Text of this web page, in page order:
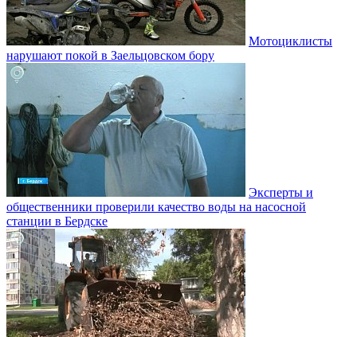
Мотоциклисты
нарушают покой в Заельцовском бору
Эксперты и
общественники проверили качество воды на насосной
станции в Бердске